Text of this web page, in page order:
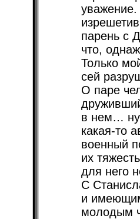
парень с
что,
Только
сей
О паре
в нем…
какая-то
военный
их
для него
С
и
молодым